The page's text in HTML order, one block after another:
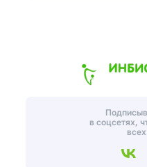
в соцсетях,